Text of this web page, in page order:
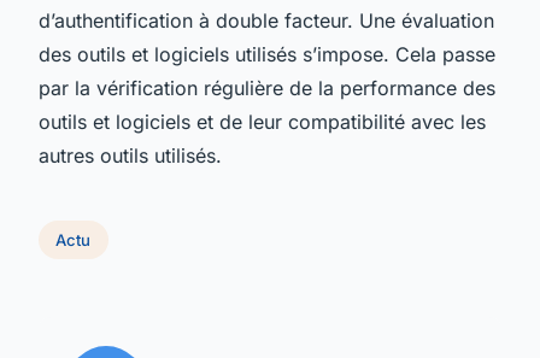
d’authentification à double facteur. Une évaluation
des outils et logiciels utilisés s’impose. Cela passe
par la vérification régulière de la performance des
outils et logiciels et de leur compatibilité avec les
autres outils utilisés.
Actu